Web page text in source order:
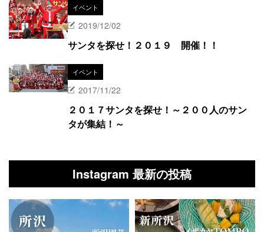
イベント
2019/12/02
サンタを探せ！２０１９ 開催！！
イベント
2017/11/22
２０１７サンタを探せ！～２００人のサン
タが集結！～
Instagram 最新の投稿